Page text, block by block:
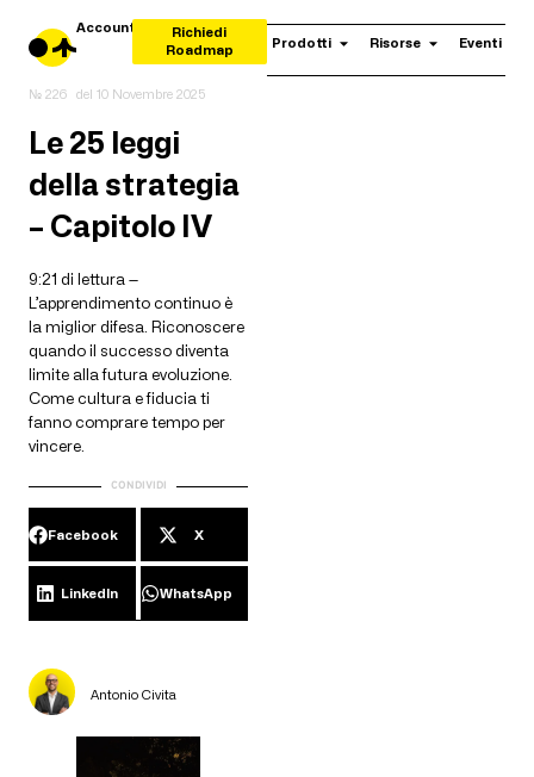
Prodotti Risorse Eventi
Account
Richiedi
Roadmap
№ 226 del 10 Novembre 2025
Le 25 leggi
della strategia
– Capitolo IV
9:21 di lettura —
L’apprendimento continuo è
la miglior difesa. Riconoscere
quando il successo diventa
limite alla futura evoluzione.
Come cultura e fiducia ti
fanno comprare tempo per
vincere.
CONDIVIDI
Facebook X
LinkedIn WhatsApp
Antonio Civita